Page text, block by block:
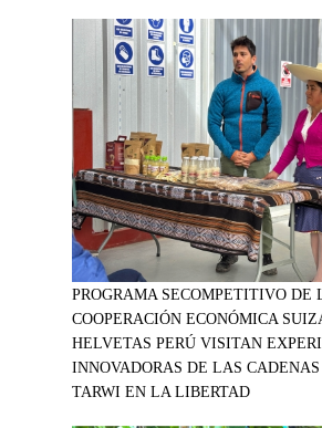
PROGRAMA SECOMPETITIVO DE
COOPERACIÓN ECONÓMICA
HELVETAS PERÚ VISITAN
INNOVADORAS DE LAS
TARWI EN LA LIBERTAD